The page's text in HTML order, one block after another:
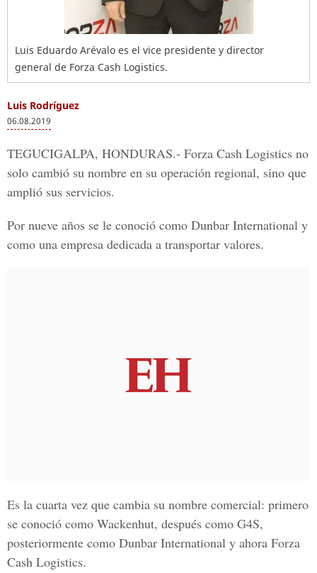
Luis Eduardo Arévalo es el vice presidente y director
general de Forza Cash Logistics.
Luis Rodríguez
06.08.2019
TEGUCIGALPA, HONDURAS.- Forza Cash Logistics no
solo cambió su nombre en su operación regional, sino que
amplió sus servicios.
Por nueve años se le conoció como Dunbar International y
como una empresa dedicada a transportar valores.
Es la cuarta vez que cambia su nombre comercial: primero
se conoció como Wackenhut, después como G4S,
posteriormente como Dunbar International y ahora Forza
Cash Logistics.